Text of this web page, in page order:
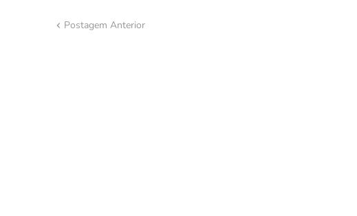
Postagem Anterior